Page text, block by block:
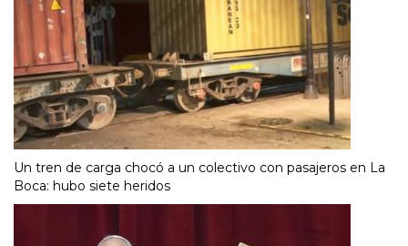
Un tren de carga chocó a un colectivo con pasajeros en La
Boca: hubo siete heridos